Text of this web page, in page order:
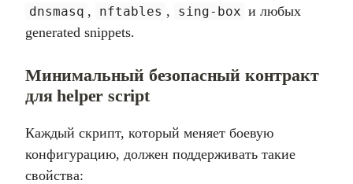
dnsmasq , nftables , sing-box и любых
generated snippets.
Минимальный безопасный контракт
для helper script
Каждый скрипт, который меняет боевую
конфигурацию, должен поддерживать такие
свойства: